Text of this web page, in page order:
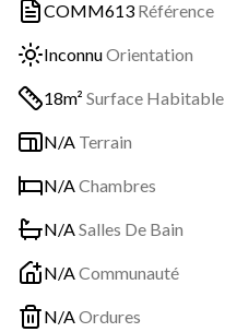
COMM613 Référence
InconnuOrientation
18m² Surface Habitable
N/A Terrain
N/AChambres
N/ASalles De Bain
N/ACommunauté
N/AOrdures